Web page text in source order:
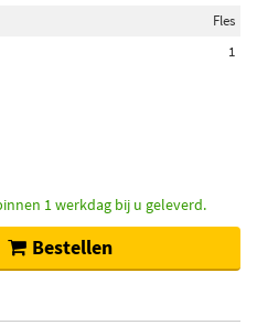
Fles
1
1 werkdag bij u geleverd.
Bestellen